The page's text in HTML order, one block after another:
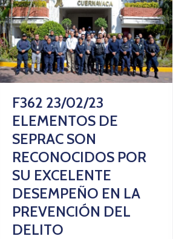
F362 23/02/23
ELEMENTOS DE
SEPRAC SON
RECONOCIDOS POR
SU EXCELENTE
DESEMPEÑO EN LA
PREVENCIÓN DEL
DELITO